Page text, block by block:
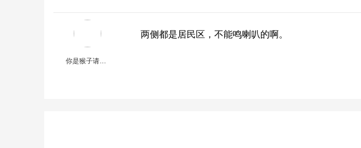
两侧都是居民区，不能鸣喇叭的啊。